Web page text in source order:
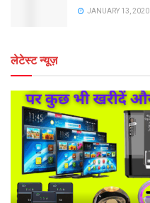
JANUARY 13, 2020
लेटेस्ट न्यूज़